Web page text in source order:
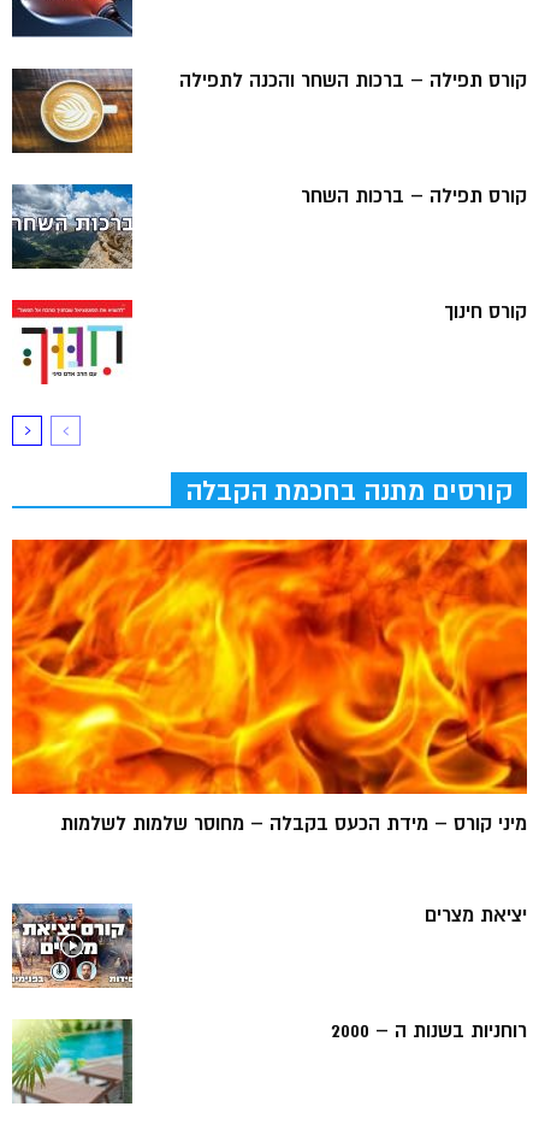
קורס תפילה – ברכות השחר והכנה לתפילה
קורס תפילה – ברכות השחר
קורס חינוך
קורסים מתנה בחכמת הקבלה
מיני קורס – מידת הכעס בקבלה – מחוסר שלמות לשלמות
יציאת מצרים
רוחניות בשנות ה – 2000